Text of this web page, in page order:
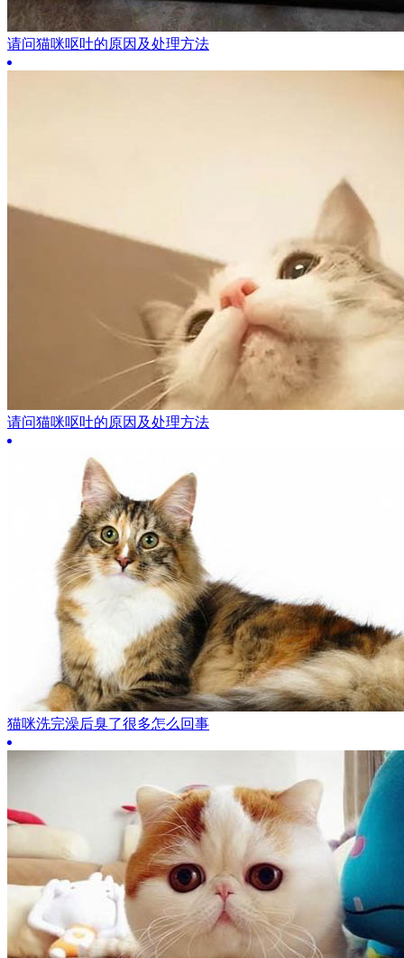
请问猫咪呕吐的原因及处理方法
请问猫咪呕吐的原因及处理方法
猫咪洗完澡后臭了很多怎么回事